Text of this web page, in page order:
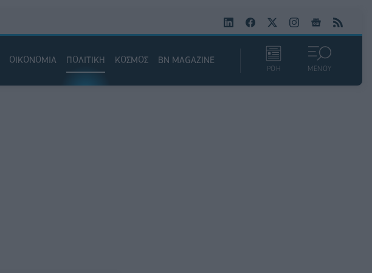
ΟΙΚΟΝΟΜΙΑ ΠΟΛΙΤΙΚΗ ΚΟΣΜΟΣ BN MAGAZINE
ΡΟΗ ΜΕΝΟΥ